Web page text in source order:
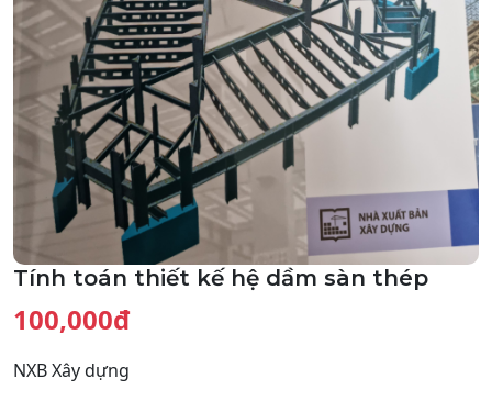
Tính toán thiết kế hệ dầm sàn thép
100,000đ
NXB Xây dựng